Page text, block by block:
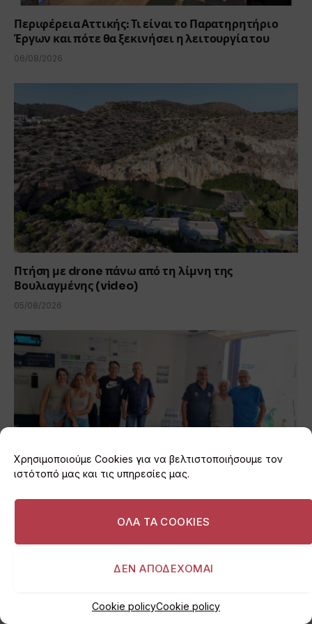
Χρησιμοποιούμε Cookies για να βελτιστοποιήσουμε τον
ιστότοπό μας και τις υπηρεσίες μας.
ΟΛΑ ΤΑ COOKIES
ΔΕΝ ΑΠΟΔΕΧΟΜΑΙ
Cookie policyCookie policy
Περιφέρεια Αττικής: Τι είναι το Παρατηρητήριο
Έργων και πότε θα ξεκινήσει η λειτουργία του
06/08/2026
Πτήση με drone πάνω από τη λίμνη της
Βουλιαγμένης (video)
05/08/2026
Βάρη: 1.000 μπουκάλια νερό για τους
ADD A COMMENT